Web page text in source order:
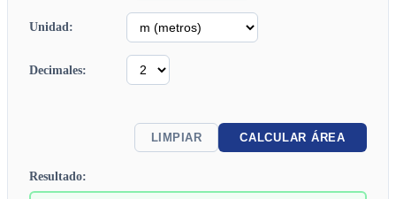
Unidad:
Decimales:
LIMPIAR CALCULAR ÁREA
Resultado: